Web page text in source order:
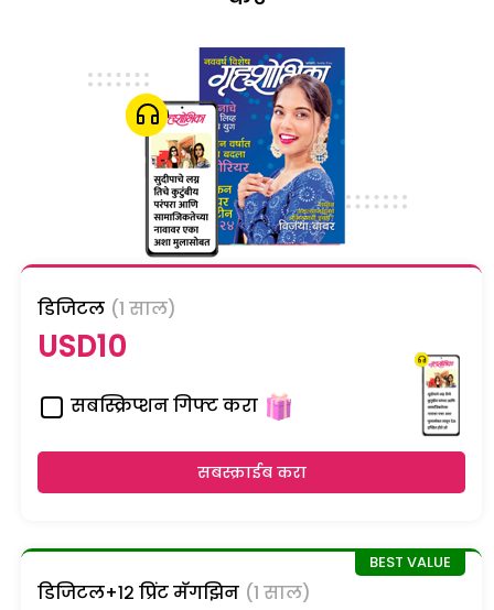
डिजिटल (1 साल)
USD10
सबस्क्रिप्शन गिफ्ट करा
सबस्क्राईब करा
डिजिटल+१२ प्रिंट मॅगझिन (1 साल)